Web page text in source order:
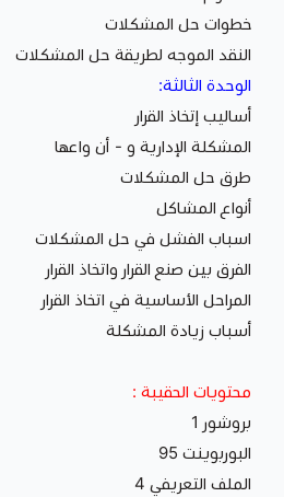
خطوات حل المشكلات
النقد الموجه لطريقة حل المشكلات
الوحدة الثالثة:
أساليب إتخاذ القرار
المشكلة الإدارية و - أن واعها
طرق حل المشكلات
أنواع المشاكل
اسباب الفشل في حل المشكلات
الفرق بين صنع القرار واتخاذ القرار
المراحل الأساسية في اتخاذ القرار
أسباب زيادة المشكلة
محتويات الحقيبة :
بروشور 1
البوربوينت 95
الملف التعريفي 4